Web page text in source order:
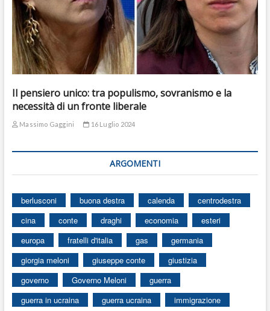
Il pensiero unico: tra populismo, sovranismo e la
necessità di un fronte liberale
Massimo Gaggini 16 Luglio 2024
ARGOMENTI
berlusconi buona destra calenda
centrodestra
cina
conte draghi economia
esteri
europa
fratelli d'italia gas
germania
giorgia meloni
giuseppe conte
giustizia
governo
Governo Meloni
guerra
guerra in ucraina
guerra ucraina
immigrazione